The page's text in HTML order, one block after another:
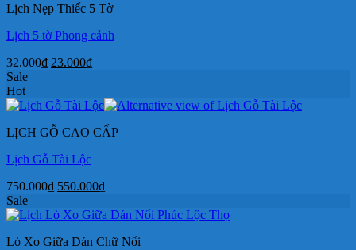
24.000₫.
Lịch Nẹp Thiếc 5 Tờ
Lịch 5 tờ Phong cảnh
32.000₫ Giá
32.000₫.
23.000₫Giá
là:
Sale
Hot
LỊCH GỖ CAO CẤP
Lịch Gỗ Tài Lộc
750.000₫ Giá
là:
550.000₫Giá
tại
550.000₫.
Sale
Lò Xo Giữa Dán Chữ Nổi